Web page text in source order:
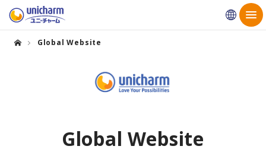
Global Website
Global Website